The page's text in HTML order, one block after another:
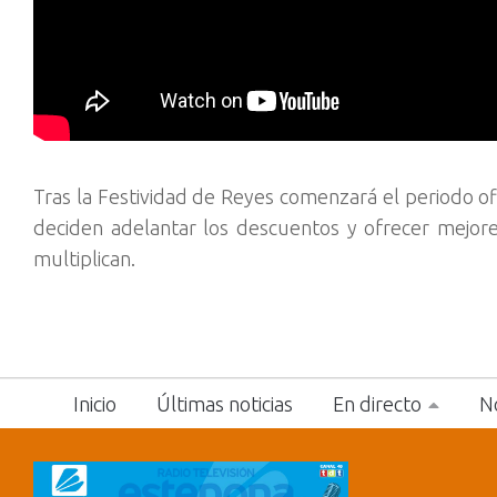
Tras la Festividad de Reyes comenzará el periodo
deciden adelantar los descuentos y ofrecer
multiplican.
Inicio Últimas noticias En directo